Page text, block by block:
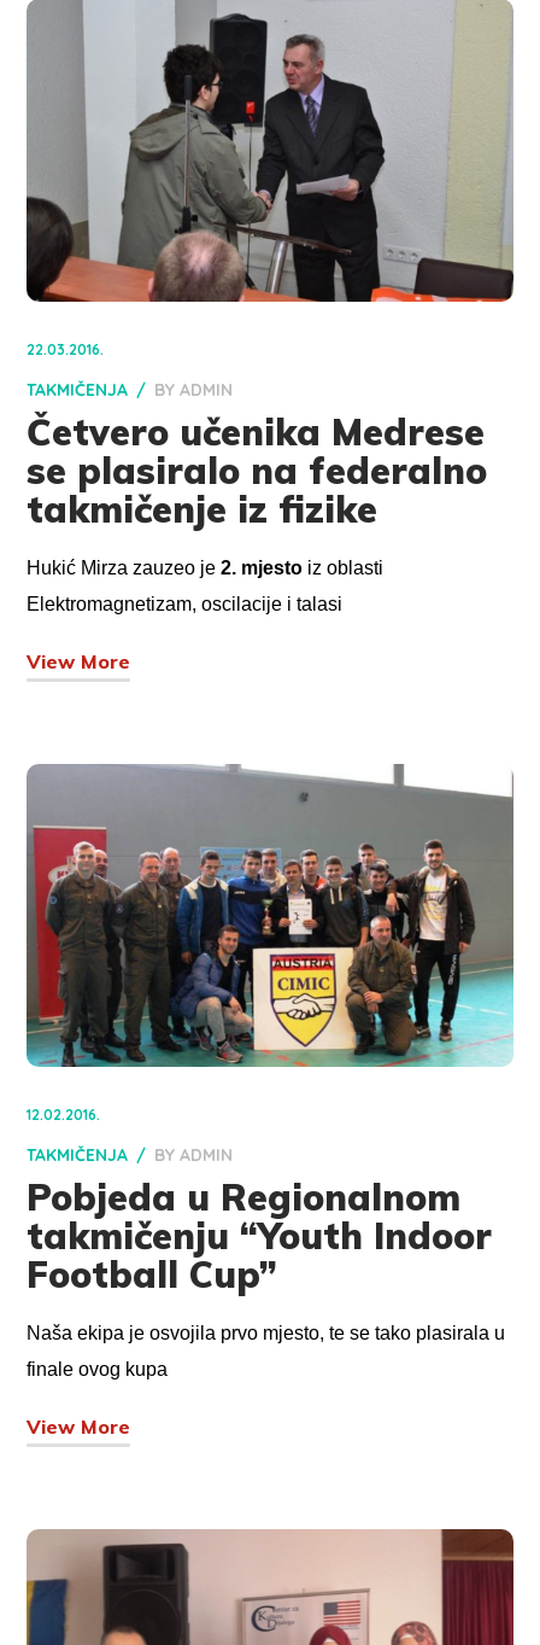
22.03.2016.
TAKMIČENJA BYADMIN
Četvero učenika Medrese
se plasiralo na federalno
takmičenje iz fizike
Hukić Mirza zauzeo je2. mjesto iz oblasti
Elektromagnetizam, oscilacije i talasi
View More
12.02.2016.
TAKMIČENJA BYADMIN
Pobjeda u Regionalnom
takmičenju “Youth Indoor
Football Cup”
Naša ekipa je osvojila prvo mjesto, te se tako plasirala u
finale ovog kupa
View More